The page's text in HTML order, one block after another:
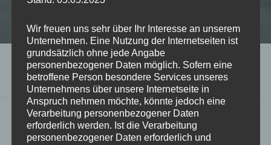
Alle Rechte vorbehalten.
SCHLAGWORT:FRISURENTREND MÄNNER
Wir freuen uns sehr über Ihr Interesse an unserem
Unternehmen. Eine Nutzung der Internetseiten ist
grundsätzlich ohne jede Angabe
personenbezogener Daten möglich. Sofern eine
betroffene Person besondere Services unseres
Unternehmens über unsere Internetseite in
Anspruch nehmen möchte, könnte jedoch eine
Verarbeitung personenbezogener Daten
erforderlich werden. Ist die Verarbeitung
personenbezogener Daten erforderlich und